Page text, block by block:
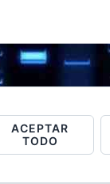
2026 ·
ACEPTAR
TODO